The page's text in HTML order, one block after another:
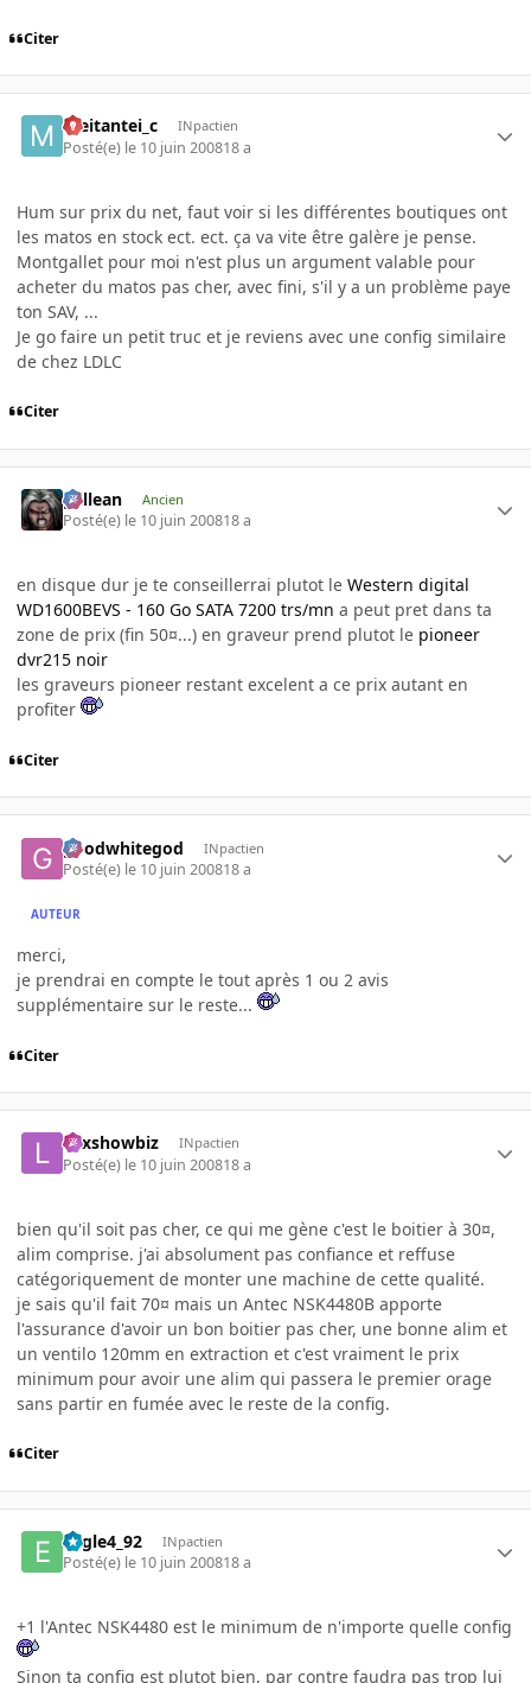
Citer
meitantei_c INpactien
Posté(e) le 10 juin 200818 a
Hum sur prix du net, faut voir si les différentes boutiques ont
les matos en stock ect. ect. ça va vite être galère je pense.
Montgallet pour moi n'est plus un argument valable pour
acheter du matos pas cher, avec fini, s'il y a un problème paye
ton SAV, ...
Je go faire un petit truc et je reviens avec une config similaire
de chez LDLC
Citer
gallean Ancien
Posté(e) le 10 juin 200818 a
en disque dur je te conseillerrai plutot le Western digital
WD1600BEVS - 160 Go SATA 7200 trs/mn a peut pret dans ta
zone de prix (fin 50¤...) en graveur prend plutot le pioneer
dvr215 noir
les graveurs pioneer restant excelent a ce prix autant en
profiter
Citer
goodwhitegod INpactien
Posté(e) le 10 juin 200818 a
AUTEUR
merci,
je prendrai en compte le tout après 1 ou 2 avis
supplémentaire sur le reste...
Citer
Lexshowbiz INpactien
Posté(e) le 10 juin 200818 a
bien qu'il soit pas cher, ce qui me gène c'est le boitier à 30¤,
alim comprise. j'ai absolument pas confiance et reffuse
catégoriquement de monter une machine de cette qualité.
je sais qu'il fait 70¤ mais un Antec NSK4480B apporte
l'assurance d'avoir un bon boitier pas cher, une bonne alim et
un ventilo 120mm en extraction et c'est vraiment le prix
minimum pour avoir une alim qui passera le premier orage
sans partir en fumée avec le reste de la config.
Citer
Eagle4_92 INpactien
Posté(e) le 10 juin 200818 a
+1 l'Antec NSK4480 est le minimum de n'importe quelle config
Sinon ta config est plutot bien, par contre faudra pas trop lui